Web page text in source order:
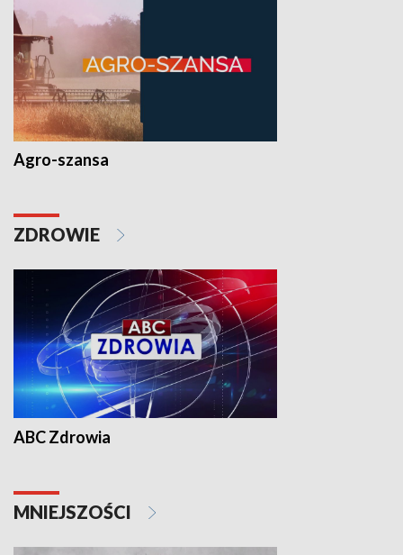
Agro-szansa
ZDROWIE
ABC Zdrowia
MNIEJSZOŚCI